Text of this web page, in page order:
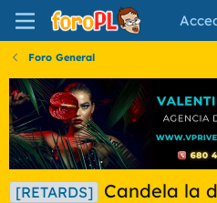
Foro General
[RETARDS] Candela la